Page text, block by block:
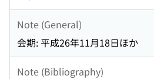
Note (General)
会期: 平成26年11月18日ほか
Note (Bibliography)